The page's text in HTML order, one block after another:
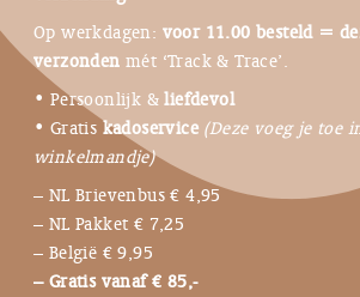
Op werkdagen: voor 11.00 besteld =
verzonden mét ‘Track & Trace’.
• Persoonlijk &liefdevol
• Gratis kadoservice (Deze voeg je toe
winkelmandje)
– NL Brievenbus € 4,95
– NL Pakket € 7,25
– België € 9,95
– Gratis vanaf € 85,-